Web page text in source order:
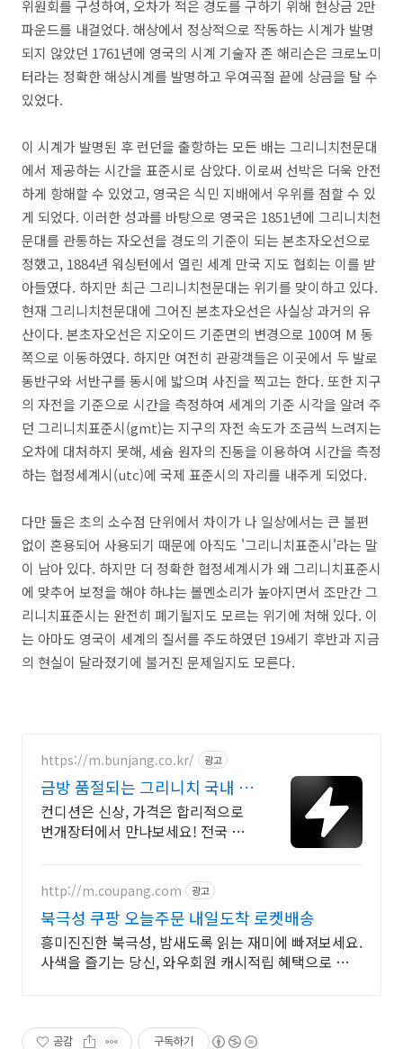
위원회를 구성하여, 오차가 적은 경도를 구하기 위해 현상금 2만
파운드를 내걸었다. 해상에서 정상적으로 작동하는 시계가 발명
되지 않았던 1761년에 영국의 시계 기술자 존 해리슨은 크로노미
터라는 정확한 해상시계를 발명하고 우여곡절 끝에 상금을 탈 수
있었다.
이 시계가 발명된 후 런던을 출항하는 모든 배는 그리니치천문대
에서 제공하는 시간을 표준시로 삼았다. 이로써 선박은 더욱 안전
하게 항해할 수 있었고, 영국은 식민 지배에서 우위를 점할 수 있
게 되었다. 이러한 성과를 바탕으로 영국은 1851년에 그리니치천
문대를 관통하는 자오선을 경도의 기준이 되는 본초자오선으로
정했고, 1884년 워싱턴에서 열린 세계 만국 지도 협회는 이를 받
아들였다. 하지만 최근 그리니치천문대는 위기를 맞이하고 있다.
현재 그리니치천문대에 그어진 본초자오선은 사실상 과거의 유
산이다. 본초자오선은 지오이드 기준면의 변경으로 100여 M 동
쪽으로 이동하였다. 하지만 여전히 관광객들은 이곳에서 두 발로
동반구와 서반구를 동시에 밟으며 사진을 찍고는 한다. 또한 지구
의 자전을 기준으로 시간을 측정하여 세계의 기준 시각을 알려 주
던 그리니치표준시(gmt)는 지구의 자전 속도가 조금씩 느려지는
오차에 대처하지 못해, 세슘 원자의 진동을 이용하여 시간을 측정
하는 협정세계시(utc)에 국제 표준시의 자리를 내주게 되었다.
다만 둘은 초의 소수점 단위에서 차이가 나 일상에서는 큰 불편
없이 혼용되어 사용되기 때문에 아직도 '그리니치표준시'라는 말
이 남아 있다. 하지만 더 정확한 협정세계시가 왜 그리니치표준시
에 맞추어 보정을 해야 하냐는 볼멘소리가 높아지면서 조만간 그
리니치표준시는 완전히 폐기될지도 모르는 위기에 처해 있다. 이
는 아마도 영국이 세계의 질서를 주도하였던 19세기 후반과 지금
의 현실이 달라졌기에 불거진 문제일지도 모른다.
https://m.bunjang.co.kr/ 광고
금방 품절되는 그리니치 국내 최
대 브랜드 중고거래
컨디션은 신상, 가격은 합리적으로
번개장터에서 만나보세요! 전국 각
드
http://m.coupang.com 광고
북극성 쿠팡 오늘주문 내일도착 로켓배송
흥미진진한 북극성, 밤새도록 읽는 재미에 빠져보세요.
사색을 즐기는 당신, 와우회원 캐시적립 혜택으로 구매
공감 구독하기